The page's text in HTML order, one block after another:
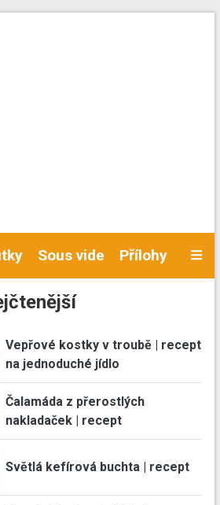
Sous vide Přílohy
Vepřové kostky v troubě | recept
na jednoduché jídlo
Čalamáda z přerostlých
nakladaček | recept
Světlá kefírová buchta | recept